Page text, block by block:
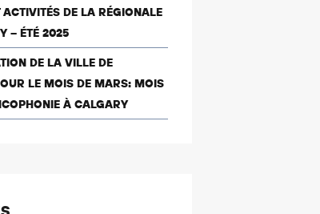
ACTIVITÉS DE LA RÉGIONALE
– ÉTÉ 2025
DE LA VILLE DE
LE MOIS DE MARS: MOIS
À CALGARY